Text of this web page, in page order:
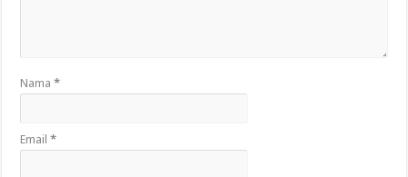
Nama*
Email*